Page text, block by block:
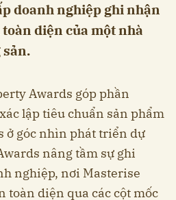
doanh nghiệp ghi nhận
diện của một nhà
Awards góp phần
lập tiêu chuẩn sản phẩm
ở góc nhìn phát triển dự
nâng tầm sự ghi
nghiệp, nơi Masterise
toàn diện qua các cột mốc